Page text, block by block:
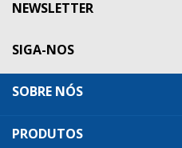
NEWSLETTER
SIGA-NOS
SOBRE NÓS
PRODUTOS